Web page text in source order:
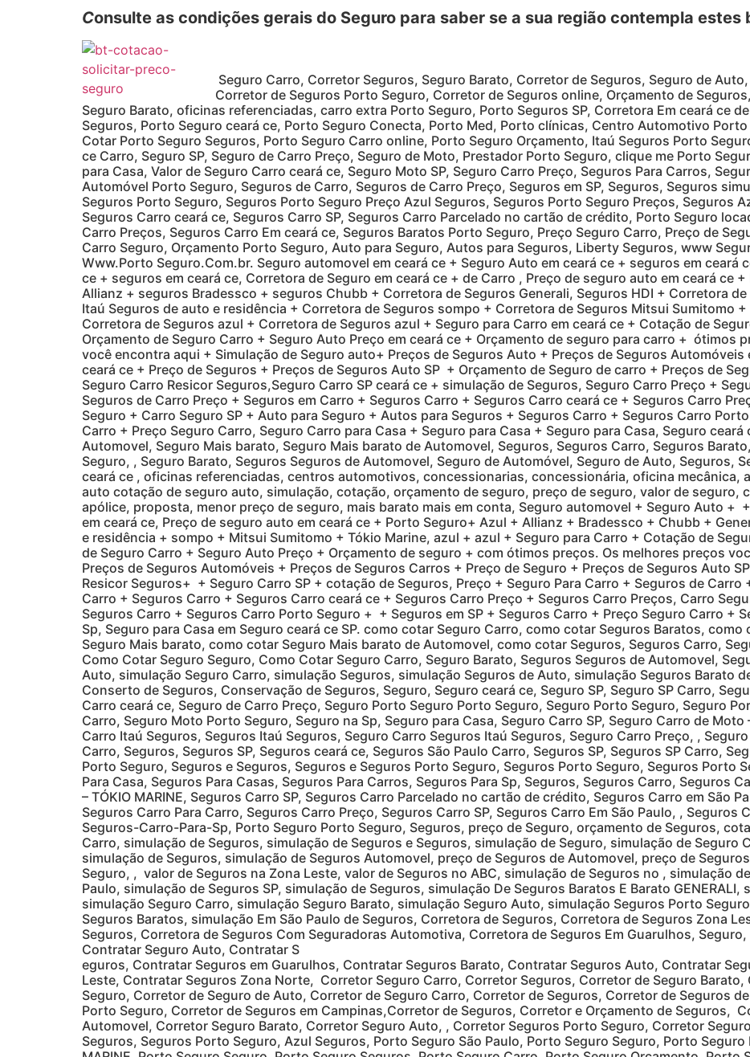
Consulte as condições gerais do Seguro para saber se a sua região contempla estes
Seguro Carro, Corretor Seguros, Seguro Barato, Corretor de Seguros, Seguro de Auto,
Corretor de Seguros Porto Seguro, Corretor de Seguros online, Orçamento de
Seguro Barato, oficinas referenciadas, carro extra Porto Seguro, Porto Seguros SP, Corretora Em ceará ce
Seguros, Porto Seguro ceará ce, Porto Seguro Conecta, Porto Med, Porto clínicas, Centro Automotivo
Cotar Porto Seguro Seguros, Porto Seguro Carro online, Porto Seguro Orçamento, Itaú Seguros Porto
ce Carro, Seguro SP, Seguro de Carro Preço, Seguro de Moto, Prestador Porto Seguro, clique me Porto
para Casa, Valor de Seguro Carro ceará ce, Seguro Moto SP, Seguro Carro Preço, Seguros Para Carros,
Automóvel Porto Seguro, Seguros de Carro, Seguros de Carro Preço, Seguros em SP, Seguros, Seguros
Seguros Porto Seguro, Seguros Porto Seguro Preço Azul Seguros, Seguros Porto Seguro Preços, Seguros
Seguros Carro ceará ce, Seguros Carro SP, Seguros Carro Parcelado no cartão de crédito, Porto Seguro
Carro Preços, Seguros Carro Em ceará ce, Seguros Baratos Porto Seguro, Preço Seguro Carro, Preço de
Carro Seguro, Orçamento Porto Seguro, Auto para Seguro, Autos para Seguros, Liberty Seguros, www
Www.Porto Seguro.Com.br. Seguro automovel em ceará ce + Seguro Auto em ceará ce + seguros em ceará
ce + seguros em ceará ce, Corretora de Seguro em ceará ce + de Carro , Preço de seguro auto em ceará ce
Allianz + seguros Bradessco + seguros Chubb + Corretora de Seguros Generali, Seguros HDI + Corretora
Itaú Seguros de auto e residência + Corretora de Seguros sompo + Corretora de Seguros Mitsui Sumitomo
Corretora de Seguros azul + Corretora de Seguros azul + Seguro para Carro em ceará ce + Cotação de
Orçamento de Seguro Carro + Seguro Auto Preço em ceará ce + Orçamento de seguro para carro + ótimos
você encontra aqui + Simulação de Seguro auto+ Preços de Seguros Auto + Preços de Seguros Automóveis
ceará ce + Preço de Seguros + Preços de Seguros Auto SP + Orçamento de Seguro de carro + Preços de
Seguro Carro Resicor Seguros,Seguro Carro SP ceará ce + simulação de Seguros, Seguro Carro Preço +
Seguros de Carro Preço + Seguros em Carro + Seguros Carro + Seguros Carro ceará ce + Seguros Carro
Seguro + Carro Seguro SP + Auto para Seguro + Autos para Seguros + Seguros Carro + Seguros Carro
Carro + Preço Seguro Carro, Seguro Carro para Casa + Seguro para Casa + Seguro para Casa, Seguro ceará
Automovel, Seguro Mais barato, Seguro Mais barato de Automovel, Seguros, Seguros Carro, Seguros
Seguro, , Seguro Barato, Seguros Seguros de Automovel, Seguro de Automóvel, Seguro de Auto, Seguros,
ceará ce , oficinas referenciadas, centros automotivos, concessionarias, concessionária, oficina mecânica,
auto cotação de seguro auto, simulação, cotação, orçamento de seguro, preço de seguro, valor de seguro,
apólice, proposta, menor preço de seguro, mais barato mais em conta, Seguro automovel + Seguro Auto +
em ceará ce, Preço de seguro auto em ceará ce + Porto Seguro+ Azul + Allianz + Bradessco + Chubb +
e residência + sompo + Mitsui Sumitomo + Tókio Marine, azul + azul + Seguro para Carro + Cotação de
de Seguro Carro + Seguro Auto Preço + Orçamento de seguro + com ótimos preços. Os melhores preços
Preços de Seguros Automóveis + Preços de Seguros Carros + Preço de Seguro + Preços de Seguros Auto
Resicor Seguros+ + Seguro Carro SP + cotação de Seguros, Preço + Seguro Para Carro + Seguros de Carro
Carro + Seguros Carro + Seguros Carro ceará ce + Seguros Carro Preço + Seguros Carro Preços, Carro
Seguros Carro + Seguros Carro Porto Seguro + + Seguros em SP + Seguros Carro + Preço Seguro Carro +
Sp, Seguro para Casa em Seguro ceará ce SP. como cotar Seguro Carro, como cotar Seguros Baratos,
Seguro Mais barato, como cotar Seguro Mais barato de Automovel, como cotar Seguros, Seguros Carro,
Como Cotar Seguro Seguro, Como Cotar Seguro Carro, Seguro Barato, Seguros Seguros de Automovel,
Auto, simulação Seguro Carro, simulação Seguros, simulação Seguros de Auto, simulação Seguros Barato
Conserto de Seguros, Conservação de Seguros, Seguro, Seguro ceará ce, Seguro SP, Seguro SP Carro,
Carro ceará ce, Seguro de Carro Preço, Seguro Porto Seguro Porto Seguro, Seguro Porto Seguro, Seguro
Carro, Seguro Moto Porto Seguro, Seguro na Sp, Seguro para Casa, Seguro Carro SP, Seguro Carro de
Carro Itaú Seguros, Seguros Itaú Seguros, Seguro Carro Seguros Itaú Seguros, Seguro Carro Preço, ,
Carro, Seguros, Seguros SP, Seguros ceará ce, Seguros São Paulo Carro, Seguros SP, Seguros SP Carro,
Porto Seguro, Seguros e Seguros, Seguros e Seguros Porto Seguro, Seguros Porto Seguro, Seguros Porto
Para Casa, Seguros Para Casas, Seguros Para Carros, Seguros Para Sp, Seguros, Seguros Carro, Seguros
– TÓKIO MARINE, Seguros Carro SP, Seguros Carro Parcelado no cartão de crédito, Seguros Carro em São
Seguros Carro Para Carro, Seguros Carro Preço, Seguros Carro SP, Seguros Carro Em São Paulo, , Seguros
Seguros-Carro-Para-Sp, Porto Seguro Porto Seguro, Seguros, preço de Seguro, orçamento de Seguros,
Carro, simulação de Seguros, simulação de Seguros e Seguros, simulação de Seguro, simulação de Seguro
simulação de Seguros, simulação de Seguros Automovel, preço de Seguros de Automovel, preço de
Seguro, , valor de Seguros na Zona Leste, valor de Seguros no ABC, simulação de Seguros no , simulação
Paulo, simulação de Seguros SP, simulação de Seguros, simulação De Seguros Baratos E Barato
simulação Seguro Carro, simulação Seguro Barato, simulação Seguro Auto, simulação Seguros Porto
Seguros Baratos, simulação Em São Paulo de Seguros, Corretora de Seguros, Corretora de Seguros Zona
Seguros, Corretora de Seguros Com Seguradoras Automotiva, Corretora de Seguros Em Guarulhos,
Contratar Seguro Auto, Contratar S
eguros, Contratar Seguros em Guarulhos, Contratar Seguros Barato, Contratar Seguros Auto, Contratar
Leste, Contratar Seguros Zona Norte, Corretor Seguro Carro, Corretor Seguros, Corretor de Seguro
Seguro, Corretor de Seguro de Auto, Corretor de Seguro Carro, Corretor de Seguros, Corretor de Seguros de
Porto Seguro, Corretor de Seguros em Campinas,Corretor de Seguros, Corretor e Orçamento de Seguros,
Automovel, Corretor Seguro Barato, Corretor Seguro Auto, , Corretor Seguros Porto Seguro, Corretor
Seguros, Seguros Porto Seguro, Azul Seguros, Porto Seguro São Paulo, Porto Seguro Seguro, Porto